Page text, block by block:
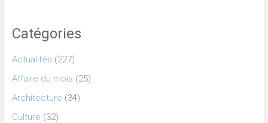
Catégories
Actualités (227)
Affaire du mois (25)
Architecture (34)
Culture (32)